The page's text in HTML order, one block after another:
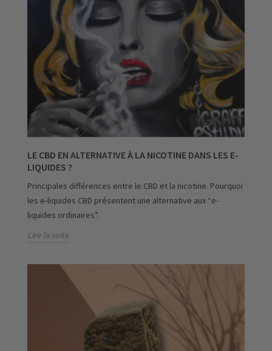
LE CBD EN ALTERNATIVE À LA NICOTINE DANS LES E-
LIQUIDES ?
Principales différences entre le CBD et la nicotine. Pourquoi
les e-liquides CBD présentent une alternative aux “e-
liquides ordinaires”.
Lire la suite